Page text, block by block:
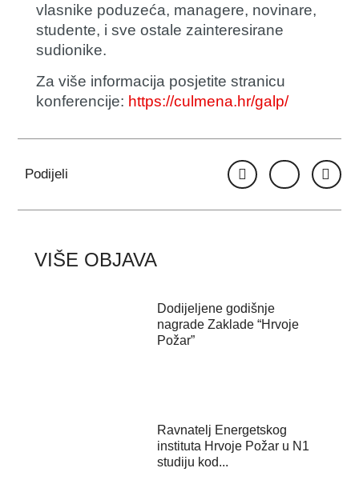
vlasnike poduzeća, managere, novinare,
studente, i sve ostale zainteresirane
sudionike.
Za više informacija posjetite stranicu
konferencije: https://culmena.hr/galp/
Podijeli
VIŠE OBJAVA
Dodijeljene godišnje
nagrade Zaklade “Hrvoje
Požar”
Ravnatelj Energetskog
instituta Hrvoje Požar u N1
studiju kod...